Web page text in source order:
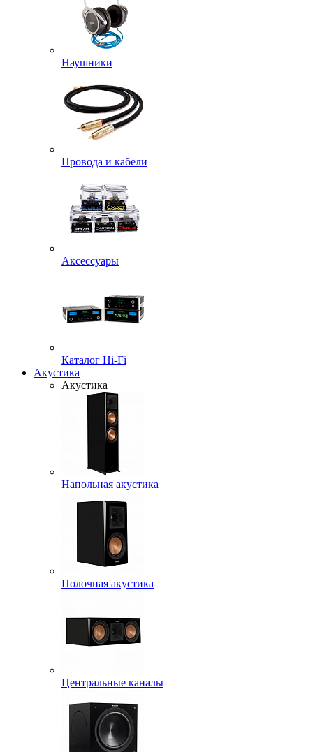
Наушники
Провода и кабели
Аксессуары
Каталог Hi-Fi
Акустика
Акустика
Напольная акустика
Полочная акустика
Центральные каналы